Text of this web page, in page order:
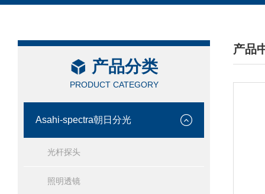
产品分类
PRODUCT CATEGORY
Asahi-spectra朝日分光
光杆探头
照明透镜
产品
/